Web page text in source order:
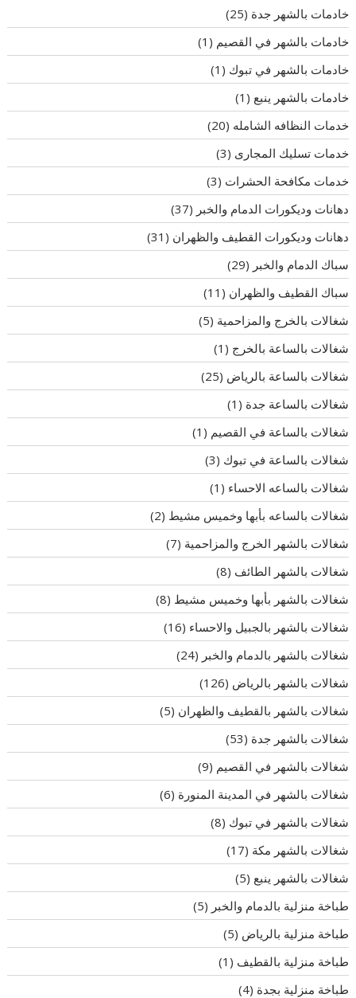
خادمات بالشهر جدة (25)
خادمات بالشهر في القصيم (1)
خادمات بالشهر في تبوك (1)
خادمات بالشهر ينبع (1)
خدمات النظافه الشامله (20)
خدمات تسليك المجارى (3)
خدمات مكافحة الحشرات (3)
دهانات وديكورات الدمام والخبر (37)
دهانات وديكورات القطيف والظهران (31)
سباك الدمام والخبر (29)
سباك القطيف والظهران (11)
شغالات بالخرج والمزاحمية (5)
شغالات بالساعة بالخرج (1)
شغالات بالساعة بالرياض (25)
شغالات بالساعة جدة (1)
شغالات بالساعة في القصيم (1)
شغالات بالساعة في تبوك (3)
شغالات بالساعه الاحساء (1)
شغالات بالساعه بأبها وخميس مشيط (2)
شغالات بالشهر الخرج والمزاحمية (7)
شغالات بالشهر الطائف (8)
شغالات بالشهر بأبها وخميس مشيط (8)
شغالات بالشهر بالجبيل والاحساء (16)
شغالات بالشهر بالدمام والخبر (24)
شغالات بالشهر بالرياض (126)
شغالات بالشهر بالقطيف والظهران (5)
شغالات بالشهر جدة (53)
شغالات بالشهر في القصيم (9)
شغالات بالشهر في المدينة المنورة (6)
شغالات بالشهر في تبوك (8)
شغالات بالشهر مكة (17)
شغالات بالشهر ينبع (5)
طباخة منزلية بالدمام والخبر (5)
طباخة منزلية بالرياض (5)
طباخة منزلية بالقطيف (1)
طباخة منزلية بجدة (4)